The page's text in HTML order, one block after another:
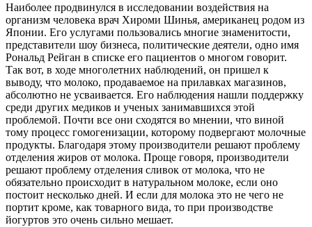
Наиболее продвинулся в исследовании воздействия на
организм человека врач Хироми Шинья, американец родом из
Японии. Его услугами пользовались многие знаменитости,
представители шоу бизнеса, политические деятели, одно имя
Рональд Рейган в списке его пациентов о многом говорит.
Так вот, в ходе многолетних наблюдений, он пришел к
выводу, что молоко, продаваемое на прилавках магазинов,
абсолютно не усваивается. Его наблюдения нашли поддержку
среди других медиков и ученых занимавшихся этой
проблемой. Почти все они сходятся во мнении, что виной
тому процесс гомогенизации, которому подвергают молочные
продукты. Благодаря этому производители решают проблему
отделения жиров от молока. Проще говоря, производители
решают проблему отделения сливок от молока, что не
обязательно происходит в натуральном молоке, если оно
постоит несколько дней. И если для молока это не чего не
портит кроме, как товарного вида, то при производстве
йогуртов это очень сильно мешает.